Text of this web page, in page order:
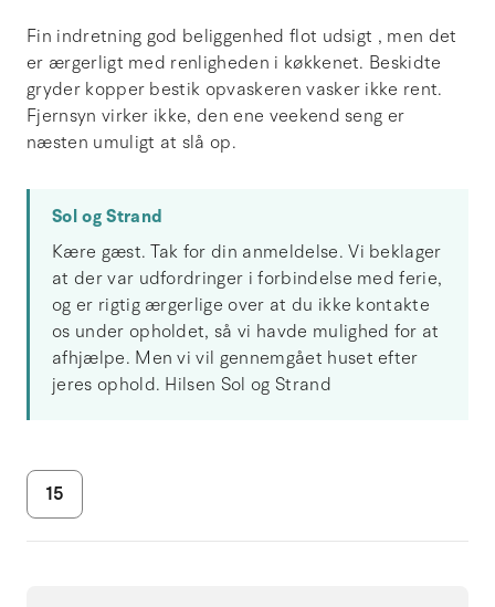
Fin indretning god beliggenhed flot udsigt , men det
er ærgerligt med renligheden i køkkenet. Beskidte
gryder kopper bestik opvaskeren vasker ikke rent.
Fjernsyn virker ikke, den ene veekend seng er
næsten umuligt at slå op.
Sol og Strand
Kære gæst. Tak for din anmeldelse. Vi beklager
at der var udfordringer i forbindelse med ferie,
og er rigtig ærgerlige over at du ikke kontakte
os under opholdet, så vi havde mulighed for at
afhjælpe. Men vi vil gennemgået huset efter
jeres ophold. Hilsen Sol og Strand
15